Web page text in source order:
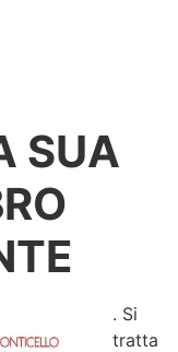
SUA
. Si
tratta